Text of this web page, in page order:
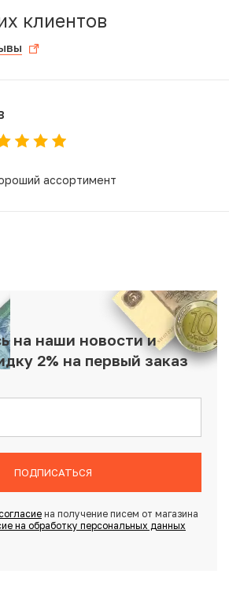
клиентов
ассортимент
на наши новости и
2% на первый заказ
ПОДПИСАТЬСЯ
на получение писем от магазина
на обработку персональных данных